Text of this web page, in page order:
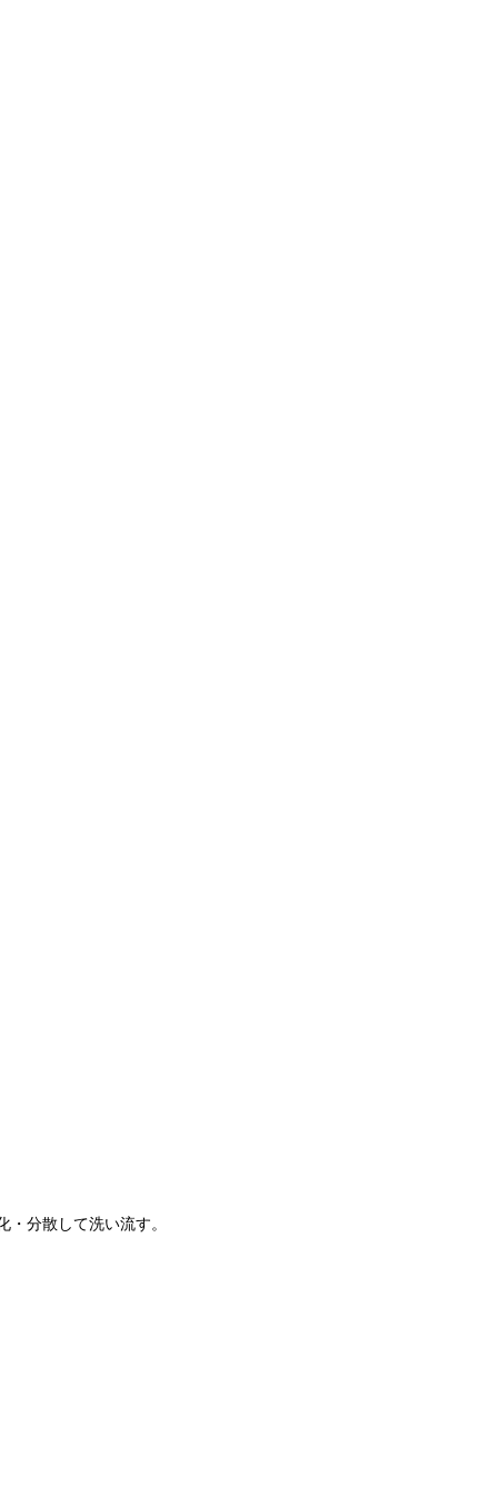
分散して洗い流す。